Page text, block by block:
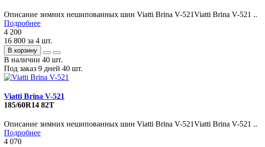
Описание зимних нешипованных шин Viatti Brina V-521Viatti Brina V-521 ..
Подробнее
4 200
16 800 за 4 шт.
В корзину
В наличии 40 шт.
Под заказ 9 дней 40 шт.
Viatti Brina V-521
185/60R14 82T
Описание зимних нешипованных шин Viatti Brina V-521Viatti Brina V-521 ..
Подробнее
4 070